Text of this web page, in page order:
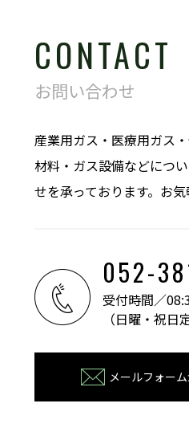
CONTACT
お問い合わせ
産業用ガス・医療用ガス
材料・ガス設備などにつ
せを承っております。お気
052-
受付時間／
（日曜・祝日
メールフォー